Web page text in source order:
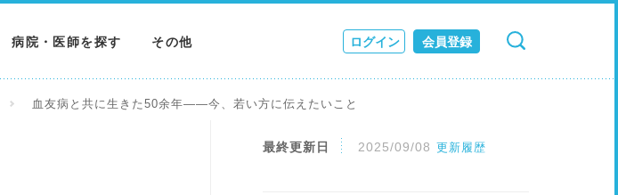
病院・医師を探す その他 ログイン 会員登録
検索 キャンセル
血友病と共に生きた50余年――今、若い方に伝えたいこと
最終更新日 2025/09/08 更新履歴